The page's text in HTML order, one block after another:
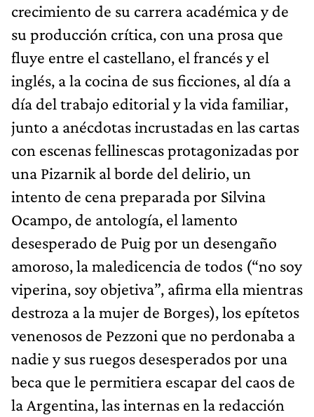
crecimiento de su carrera académica y de
su producción crítica, con una prosa que
fluye entre el castellano, el francés y el
inglés, a la cocina de sus ficciones, al día a
día del trabajo editorial y la vida familiar,
junto a anécdotas incrustadas en las cartas
con escenas fellinescas protagonizadas por
una Pizarnik al borde del delirio, un
intento de cena preparada por Silvina
Ocampo, de antología, el lamento
desesperado de Puig por un desengaño
amoroso, la maledicencia de todos (“no soy
viperina, soy objetiva”, afirma ella mientras
destroza a la mujer de Borges), los epítetos
venenosos de Pezzoni que no perdonaba a
nadie y sus ruegos desesperados por una
beca que le permitiera escapar del caos de
la Argentina, las internas en la redacción